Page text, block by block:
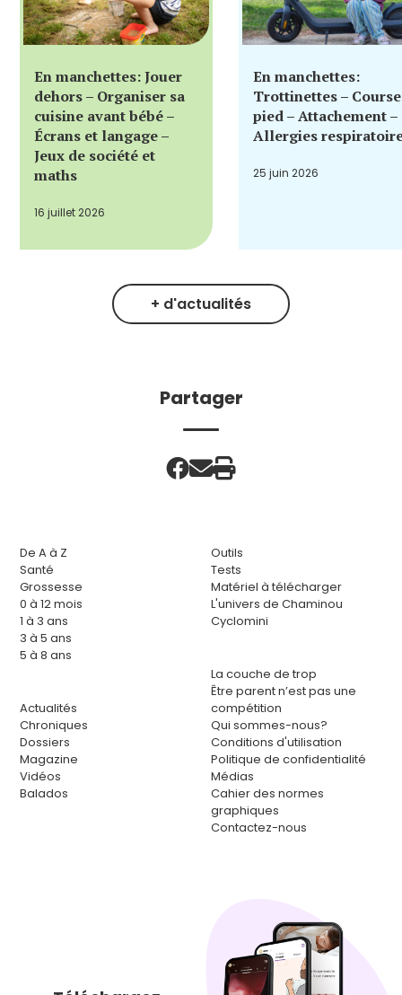
En manchettes: Jouer
dehors – Organiser sa
cuisine avant bébé –
Écrans et langage –
Jeux de société et
maths
16 juillet 2026
En manchettes:
Trottinettes –
pied – Attachement –
Allergies
25 juin 2026
+ d'actualités
Partager
De A à Z
Santé
Grossesse
0 à 12 mois
1 à 3 ans
3 à 5 ans
5 à 8 ans
Actualités
Chroniques
Dossiers
Magazine
Vidéos
Balados
Outils
Tests
Matériel à télécharger
L'univers de Chaminou
Cyclomini
La couche de trop
Être parent n’est pas une
compétition
Qui sommes-nous?
Conditions d'utilisation
Politique de confidentialité
Médias
Cahier des normes
graphiques
Contactez-nous